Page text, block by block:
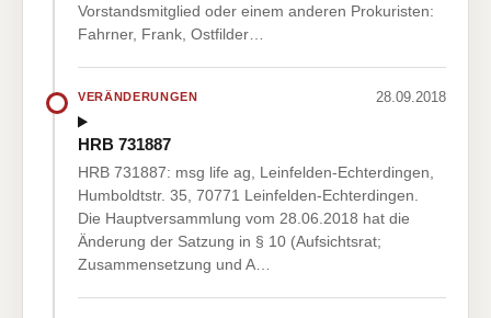
Vorstandsmitglied oder einem anderen Prokuristen:
Fahrner, Frank, Ostfilder…
VERÄNDERUNGEN 28.09.2018
HRB 731887
HRB 731887: msg life ag, Leinfelden-Echterdingen,
Humboldtstr. 35, 70771 Leinfelden-Echterdingen.
Die Hauptversammlung vom 28.06.2018 hat die
Änderung der Satzung in § 10 (Aufsichtsrat;
Zusammensetzung und A…